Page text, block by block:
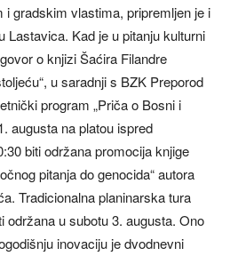
i gradskim vlastima, pripremljen je i
Lastavica. Kad je u pitanju kulturni
o knjizi Šaćira Filandre
u saradnji s BZK Preporod
program „Priča o Bosni i
augusta na platou ispred
biti održana promocija knjige
pitanja do genocida“ autora
Tradicionalna planinarska tura
održana u subotu 3. augusta. Ono
inovaciju je dvodnevni